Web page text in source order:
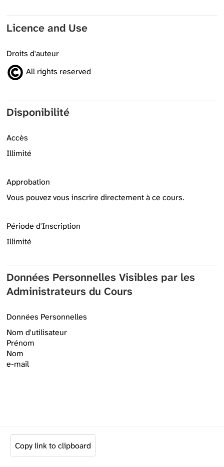
Licence and Use
Droits d'auteur
All rights reserved
Disponibilité
Accès
Illimité
Approbation
Vous pouvez vous inscrire directement à ce cours.
Période d'Inscription
Illimité
Données Personnelles Visibles par les
Administrateurs du Cours
Données Personnelles
Nom d'utilisateur
Prénom
Nom
e-mail
Copy link to clipboard